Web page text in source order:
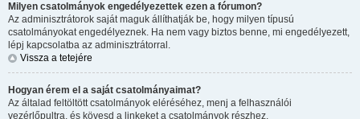
Milyen csatolmányok engedélyezettek ezen a fórumon?
Az adminisztrátorok saját maguk állíthatják be, hogy milyen típusú
csatolmányokat engedélyeznek. Ha nem vagy biztos benne, mi engedélyezett,
lépj kapcsolatba az adminisztrátorral.
Vissza a tetejére
Hogyan érem el a saját csatolmányaimat?
Az általad feltöltött csatolmányok eléréséhez, menj a felhasználói
vezérlőpultra, és kövesd a linkeket a csatolmányok részhez.